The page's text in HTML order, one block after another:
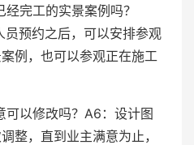
完工的实景案例吗？
预约之后，可以安排参观
例，也可以参观正在施工
可以修改吗？A6：设计图
整，直到业主满意为止，